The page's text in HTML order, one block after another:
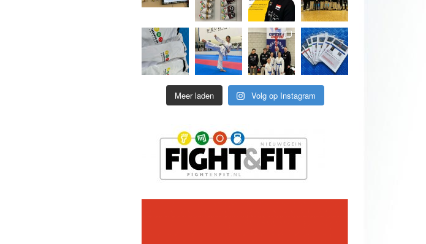
Meer laden Volg op Instagram